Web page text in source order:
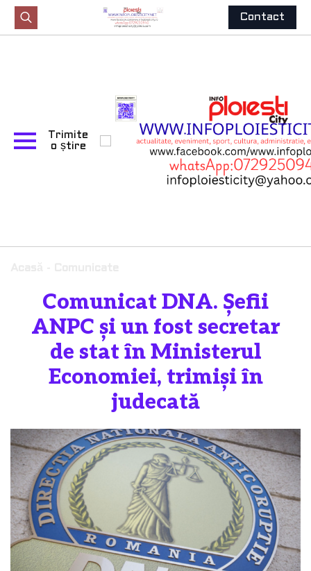
Search
Contact
Trimite
o știre
-
Comunicat DNA. Șefii
ANPC și un fost secretar
de stat în Ministerul
Economiei, trimiși în
judecată